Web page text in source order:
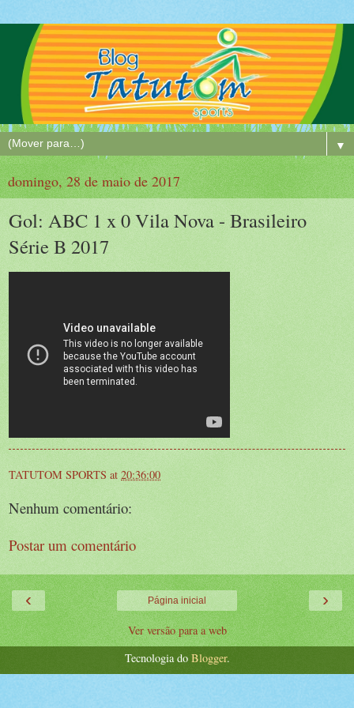
▼
domingo, 28 de maio de 2017
Gol: ABC 1 x 0 Vila Nova - Brasileiro
Série B 2017
TATUTOM SPORTS at 20:36:00
Nenhum comentário:
Postar um comentário
‹ ›
Página inicial
Ver versão para a web
Tecnologia do Blogger.